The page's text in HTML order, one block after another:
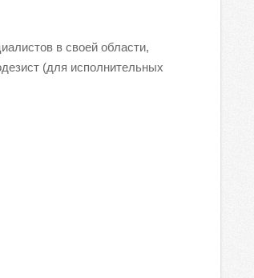
в своей области,
(для исполнительных